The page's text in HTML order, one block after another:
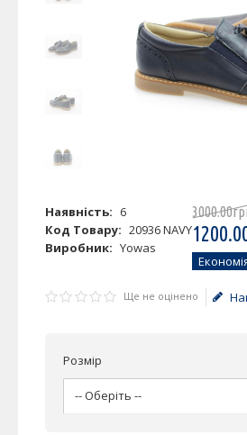
Наявність: 6
Код Товару: 20936 NAVY
Виробник: Yowas
3000.00
1200.
Ще не оцінено
Розмір